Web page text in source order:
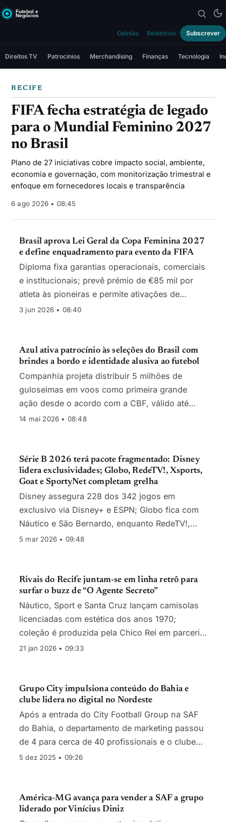
Opinião Relatórios Subscrever
Direitos TV Patrocínios Merchandising Finanças Tecnologia
RECIFE
FIFA fecha estratégia de legado
para o Mundial Feminino 2027
no Brasil
Plano de 27 iniciativas cobre impacto social, ambiente,
economia e governação, com monitorização trimestral e
enfoque em fornecedores locais e transparência
6 ago 2026 • 08:45
Brasil aprova Lei Geral da Copa Feminina 2027
e define enquadramento para evento da FIFA
Diploma fixa garantias operacionais, comerciais
e institucionais; prevê prémio de €85 mil por
atleta às pioneiras e permite ativações de
patrocinadores de apostas
3 jun 2026 • 08:40
Azul ativa patrocínio às seleções do Brasil com
brindes a bordo e identidade alusiva ao futebol
Companhia projeta distribuir 5 milhões de
guloseimas em voos como primeira grande
ação desde o acordo com a CBF, válido até
2030
14 mai 2026 • 08:48
Série B 2026 terá pacote fragmentado: Disney
lidera exclusividades; Globo, RedeTV!, Xsports,
Goat e SportyNet completam grelha
Disney assegura 228 dos 342 jogos em
exclusivo via Disney+ e ESPN; Globo fica com
Náutico e São Bernardo, enquanto RedeTV!,
Xsports, Goat e SportyNet repartem 114
5 mar 2026 • 09:48
Rivais do Recife juntam-se em linha retrô para
surfar o buzz de “O Agente Secreto”
Náutico, Sport e Santa Cruz lançam camisolas
licenciadas com estética dos anos 1970;
coleção é produzida pela Chico Rei em parceria
com a Vitrine Filmes
21 jan 2026 • 09:33
Grupo City impulsiona conteúdo do Bahia e
clube lidera no digital no Nordeste
Após a entrada do City Football Group na SAF
do Bahia, o departamento de marketing passou
de 4 para cerca de 40 profissionais e o clube
regista crescimento de 12% nas redes, o maior
5 dez 2025 • 09:26
América-MG avança para vender a SAF a grupo
liderado por Vinícius Diniz